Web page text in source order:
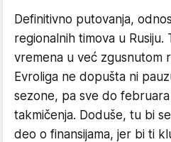
Definitivno putovanja,
regionalnih timova u
vremena u već zgusnutom
Evroliga ne dopušta ni
sezone, pa sve do
takmičenja. Doduše, tu bi
deo o finansijama, jer bi ti